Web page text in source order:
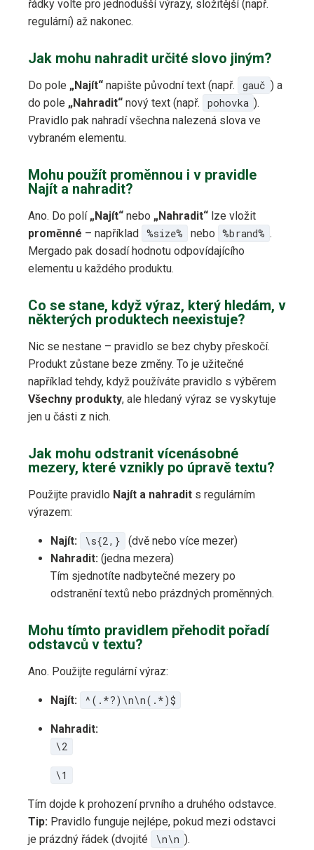
řádky volte pro jednodušší výrazy, složitější (např.
regulární) až nakonec.
Jak mohu nahradit určité slovo jiným?
Do pole „Najít“ napište původní text (např. gauč ) a
do pole „Nahradit“ nový text (např. pohovka ).
Pravidlo pak nahradí všechna nalezená slova ve
vybraném elementu.
Mohu použít proměnnou i v pravidle
Najít a nahradit?
Ano. Do polí „Najít“ nebo „Nahradit“ lze vložit
proměnné – například %size% nebo %brand% .
Mergado pak dosadí hodnotu odpovídajícího
elementu u každého produktu.
Co se stane, když výraz, který hledám, v
některých produktech neexistuje?
Nic se nestane – pravidlo se bez chyby přeskočí.
Produkt zůstane beze změny. To je užitečné
například tehdy, když používáte pravidlo s výběrem
Všechny produkty, ale hledaný výraz se vyskytuje
jen u části z nich.
Jak mohu odstranit vícenásobné
mezery, které vznikly po úpravě textu?
Použijte pravidlo Najít a nahradit s regulárním
výrazem:
Najít: \s{2,}
(dvě nebo více mezer)
Nahradit: (jedna mezera)
Tím sjednotíte nadbytečné mezery po
odstranění textů nebo prázdných proměnných.
Mohu tímto pravidlem přehodit pořadí
odstavců v textu?
Ano. Použijte regulární výraz:
Najít: ^(.*?)\n\n(.*)$
Nahradit:
\2
\1
Tím dojde k prohození prvního a druhého odstavce.
Tip: Pravidlo funguje nejlépe, pokud mezi odstavci
je prázdný řádek (dvojité
\n\n ).